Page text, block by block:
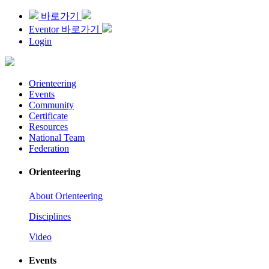
바로가기
Eventor 바로가기
Login
Orienteering
Events
Community
Certificate
Resources
National Team
Federation
Orienteering
About Orienteering
Disciplines
Video
Events